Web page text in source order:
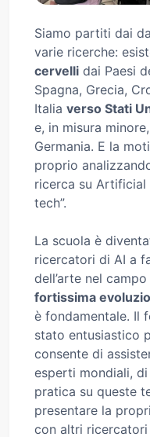
Siamo partiti dai
varie ricerche:
cervelli dai Paesi
Spagna, Grecia,
Italia verso Stati
e, in misura
Germania. E la
proprio
ricerca su Artificial
tech”.
La scuola è
ricercatori di AI a
dell’arte nel
fortissima
è fondamentale. Il
stato entusiastico
consente di
esperti mondiali,
pratica su queste
presentare la
con altri